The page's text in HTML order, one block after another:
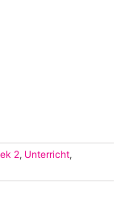
2, Unterricht,